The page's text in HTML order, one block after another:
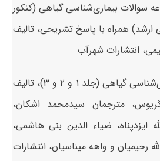
سوالات بیماری‌شناسی گیاهی (کنکور
ارشد) همراه با پاسخ تشریحی، تالیف
انتشارات شهرآب
۴- بیماری‌شناسی گیاهی (جلد ۱ و ۲ و ۳)، تالیف
مترجمان سیدمحمد اشکان،
ایزدپناه، ضیاء الدین بنی هاشمی،
رحیمیان و واهه میناسیان، انتشارات